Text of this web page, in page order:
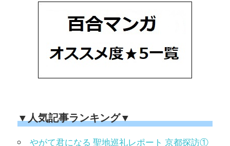
▼人気記事ランキング▼
やがて君になる 聖地巡礼レポート 京都探訪①